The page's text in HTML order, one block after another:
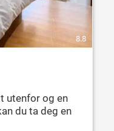
8.8
utenfor og en
du ta deg en